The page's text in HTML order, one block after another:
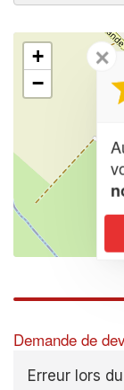
+
−
Demande de
Erreur lors
✕